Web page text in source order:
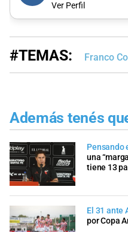
Ver Perfil
#TEMAS: Franco
Además tenés
Pensando
una
tiene 13
El 31 ante
por Copa